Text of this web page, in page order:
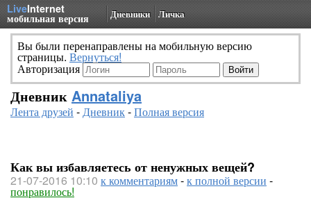
LiveInternet
мобильная версия Дневники Личка
Вы были перенаправлены на мобильную версию
страницы. Вернуться!
Авторизация
Дневник Annataliya
Лента друзей -Дневник-Полная версия
Как вы избавляетесь от ненужных вещей?
21-07-2016 10:10 к комментариям-к полной версии -
понравилось!